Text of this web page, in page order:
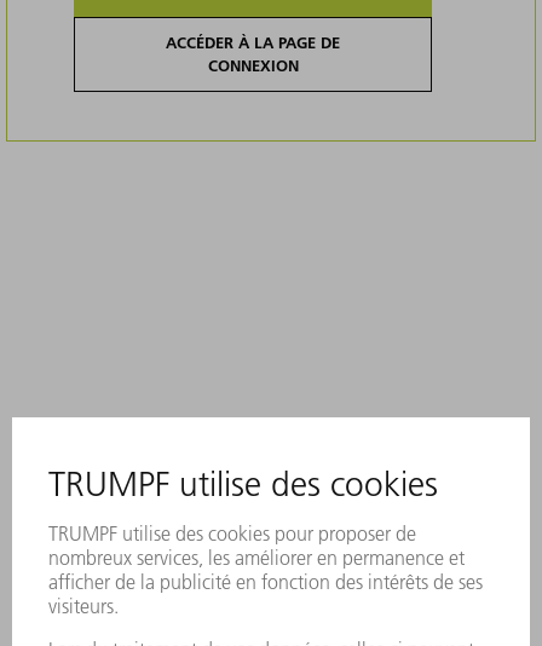
ACCÉDER À LA PAGE DE
CONNEXION